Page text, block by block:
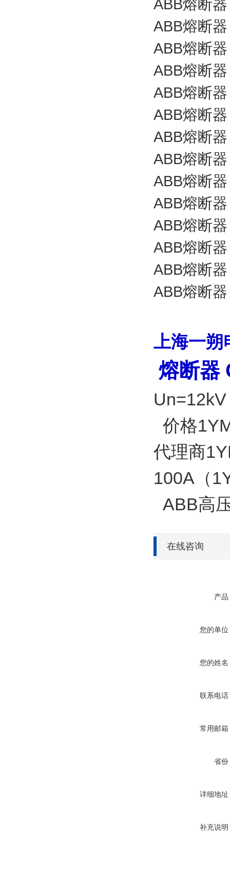
ABB熔断
ABB熔断
ABB熔断
ABB熔断
ABB熔断
ABB熔断
ABB熔断
ABB熔断
ABB熔断
ABB熔断
ABB熔断
ABB熔断
ABB熔断
ABB熔断
上海一
熔断器
价格
代理商
100A（
ABB高
在线咨询
产品
您的单位
您的姓名
联系电话
常用邮箱
省份
详细地址
补充说明